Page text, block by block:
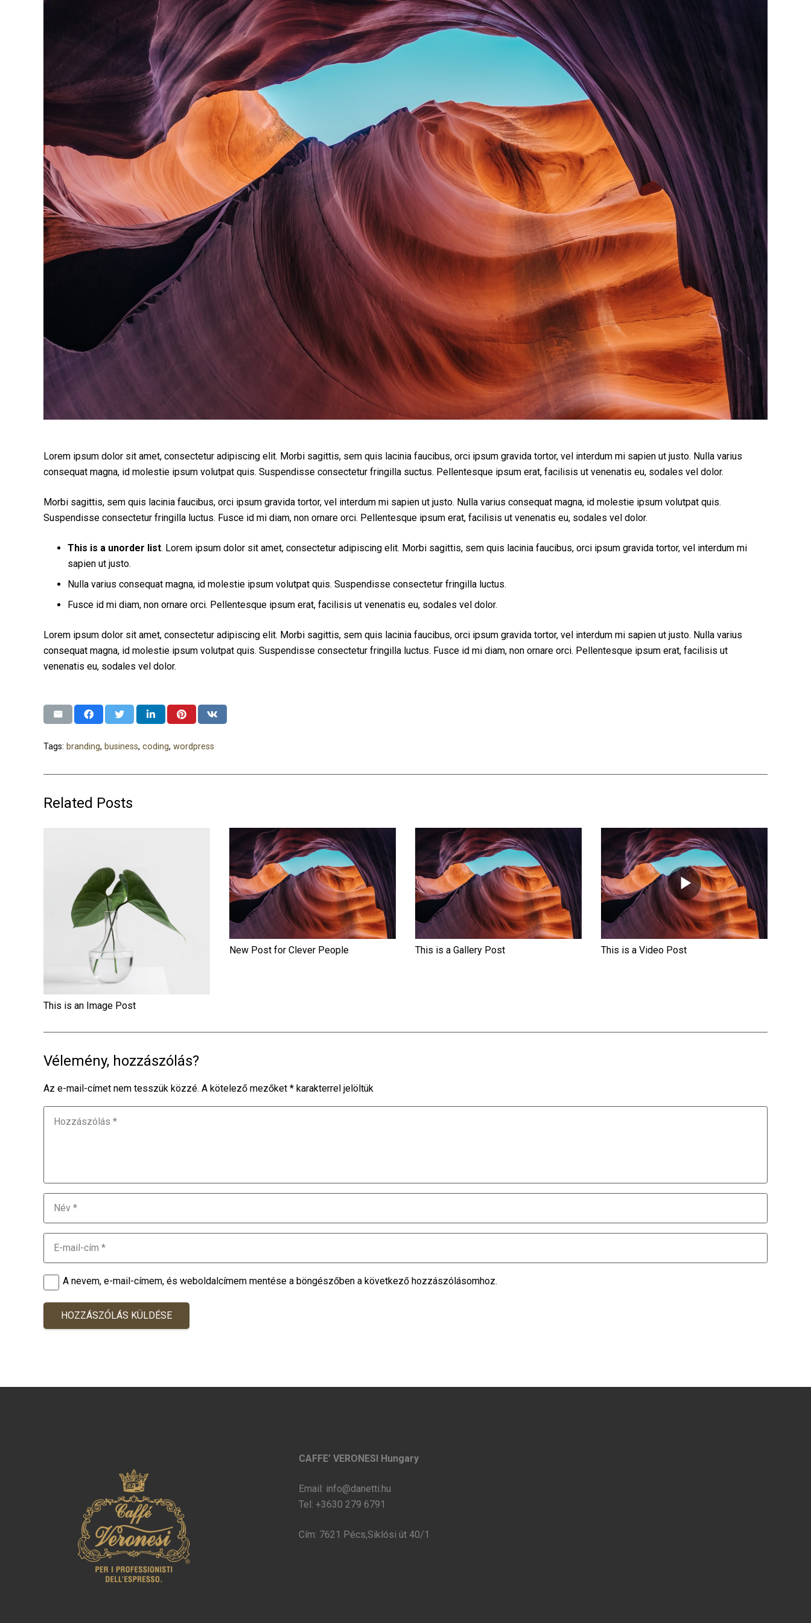
Lorem ipsum dolor sit amet, consectetur adipiscing elit. Morbi sagittis, sem quis lacinia faucibus, orci ipsum gravida tortor, vel interdum mi sapien ut justo. Nulla varius
consequat magna, id molestie ipsum volutpat quis. Suspendisse consectetur fringilla suctus. Pellentesque ipsum erat, facilisis ut venenatis eu, sodales vel dolor.
Morbi sagittis, sem quis lacinia faucibus, orci ipsum gravida tortor, vel interdum mi sapien ut justo. Nulla varius consequat magna, id molestie ipsum volutpat quis.
Suspendisse consectetur fringilla luctus. Fusce id mi diam, non ornare orci. Pellentesque ipsum erat, facilisis ut venenatis eu, sodales vel dolor.
This is a unorder list. Lorem ipsum dolor sit amet, consectetur adipiscing elit. Morbi sagittis, sem quis lacinia faucibus, orci ipsum gravida tortor, vel interdum mi
sapien ut justo.
Nulla varius consequat magna, id molestie ipsum volutpat quis. Suspendisse consectetur fringilla luctus.
Fusce id mi diam, non ornare orci. Pellentesque ipsum erat, facilisis ut venenatis eu, sodales vel dolor.
Lorem ipsum dolor sit amet, consectetur adipiscing elit. Morbi sagittis, sem quis lacinia faucibus, orci ipsum gravida tortor, vel interdum mi sapien ut justo. Nulla varius
consequat magna, id molestie ipsum volutpat quis. Suspendisse consectetur fringilla luctus. Fusce id mi diam, non ornare orci. Pellentesque ipsum erat, facilisis ut
venenatis eu, sodales vel dolor.
Tags: branding, business, coding, wordpress
Related Posts
This is an Image Post
New Post for Clever People This is a Gallery Post This is a Video Post
Vélemény, hozzászólás?
Az e-mail-címet nem tesszük közzé. A kötelező mezőket * karakterrel jelöltük
A nevem, e-mail-címem, és weboldalcímem mentése a böngészőben a következő hozzászólásomhoz.
HOZZÁSZÓLÁS KÜLDÉSE
CAFFE’ VERONESI Hungary
Email: info@danetti.hu
Tel: +3630 279 6791
Cím: 7621 Pécs,Siklósi út 40/1